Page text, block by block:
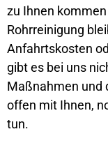
zu Ihnen
Rohrreinigung
Anfahrtskosten
gibt es bei uns
Maßnahmen und
offen mit Ihnen,
tun.